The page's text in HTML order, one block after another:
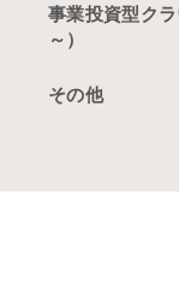
事業投資型ク
～）
その他